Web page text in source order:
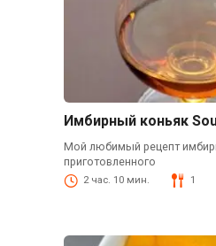
Имбирный коньяк
Мой любимый рецепт
приготовленного
2 час. 10 мин. 1